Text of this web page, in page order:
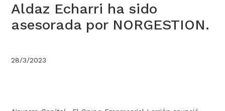
Aldaz Echarri ha sido
asesorada por NORGESTION.
28/3/2023